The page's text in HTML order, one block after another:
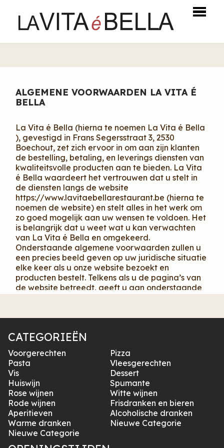
MENU
CONTACT
ALGEMENE VOORWAARDEN LA VITA É
BELLA
La Vita é Bella (hierna te noemen La Vita é Bella
), gevestigd in Frans Segersstraat 3, 2530
Boechout, zet zich ervoor in om aan zijn klanten
de bestelling, betaling, en leverings diensten van
kwaliteitsvolle producten aan te bieden. La Vita
é Bella waardeert het vertrouwen dat u stelt in
de diensten langs de website
https://www.lavitaebellarestaurant.be (hierna te
noemen de website) en stelt alles in het werk om
zo goed mogelijk aan uw wensen te voldoen. Het
is belangrijk dat u weet wat u kan verwachten
van La Vita é Bella en omgekeerd.
Onderstaande algemene voorwaarden zullen u
een precies beeld geven op uw juridische situatie
elke keer als u onze website bezoekt en
producten bestelt. Telkens als u de pagina’s van
de website betreedt, geeft u aan onderstaande
betrekkingen tussen La Vita é Bella en haar
bestellingen en betalingen door La Vita é Bella,
zelfs als de bestelling niet schriftelijk is gebeurd.
Behoudens voorafgaand schriftelijk akkoord, zal
La Vita é Bella niet gebonden zijn aan algemene
of bijzondere voorwaarden van klanten. De
daadwerkelijke productie en levering van de
producten is de verantwoordelijkheid van de
individuele zaak.
Artikel 1 – Producten aangeboden door La Vita é
CATEGORIEËN
Voorgerechten
Pizza
Pasta
Vleesgerechten
Vis
Dessert
Huiswijn
Spumante
Rose wijnen
Witte wijnen
Rode wijnen
Frisdranken en bieren
Aperitieven
Alcoholische dranken
Warme dranken
Nieuwe Categorie
Nieuwe Categorie